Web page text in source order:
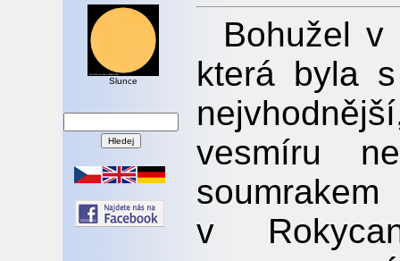
Slunce
Bohužel v
která byla
vesmíru
v